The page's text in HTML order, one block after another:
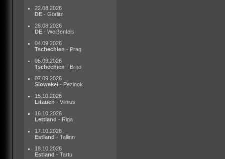
22.08.2026
DE - Görlitz
28.08.2026
DE - Weißenfels
04.09.2026
Tschechien - Prag
05.09.2026
Tschechien - Brno
07.09.2026
Slowakei - Pezinok
15.10.2026
Litauen - Vilnius
16.10.2026
Lettland - Riga
17.10.2026
Estland - Tallinn
18.10.2026
Estland - Tartu